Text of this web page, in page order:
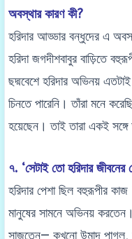
অবস্থার কারণ কী?
হরিদার আড্ডার বন্ধুদের এ
হরিদা জগদীশবাবুর বাড়িতে
ছদ্মবেশে হরিদার অভিনয়
চিনতে পারেনি। তাঁরা মনে
হয়েছেন। তাই তারা একই
৭. ‘সেটাই তো হরিদার জীবনের
হরিদার পেশা ছিল বহুরূপীর
মানুষের সামনে অভিনয়
সাজতেন— কখনো উন্মাদ